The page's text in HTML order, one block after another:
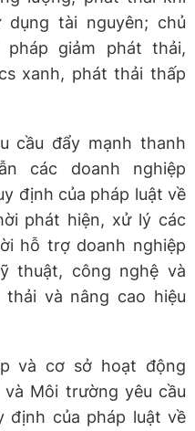
tài nguyên; chủ
giảm phát thải,
xanh, phát thải thấp
cầu đẩy mạnh thanh
các doanh nghiệp
định của pháp luật về
phát hiện, xử lý các
hỗ trợ doanh nghiệp
thuật, công nghệ và
và nâng cao hiệu
và cơ sở hoạt động
Môi trường yêu cầu
định của pháp luật về